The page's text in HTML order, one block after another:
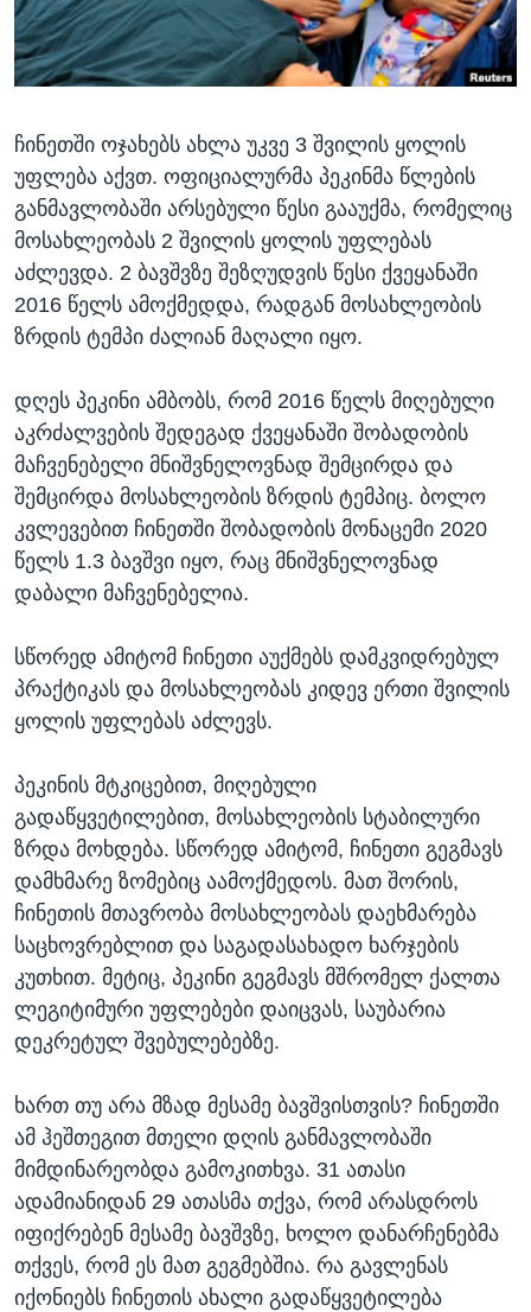
ᲡᲢᲣᲓᲘᲐ ᲕᲐᲨᲘᲜᲒᲢᲝᲜᲘ
ᲔᲙᲝᲜᲝᲛᲘᲙᲐ
ᲯᲐᲜᲛᲠᲗᲔᲚᲝᲑᲐ
ᲘᲜᲢᲔᲠᲕᲘᲣ
ᲙᲣᲚᲢᲣᲠᲐ
ᲒᲐᲚᲘᲚᲔᲝ
ᲓᲔᲖᲘᲜᲤᲝᲠᲛᲐᲪᲘᲐ
Learning English
ენები
ჩინეთში ოჯახებს ახლა უკვე 3 შვილის ყოლის
უფლება აქვთ. ოფიციალურმა პეკინმა წლების
განმავლობაში არსებული წესი გააუქმა, რომელიც
მოსახლეობას 2 შვილის ყოლის უფლებას
აძლევდა. 2 ბავშვზე შეზღუდვის წესი ქვეყანაში
2016 წელს ამოქმედდა, რადგან მოსახლეობის
ზრდის ტემპი ძალიან მაღალი იყო.
დღეს პეკინი ამბობს, რომ 2016 წელს მიღებული
აკრძალვების შედეგად ქვეყანაში შობადობის
მაჩვენებელი მნიშვნელოვნად შემცირდა და
შემცირდა მოსახლეობის ზრდის ტემპიც. ბოლო
კვლევებით ჩინეთში შობადობის მონაცემი 2020
წელს 1.3 ბავშვი იყო, რაც მნიშვნელოვნად
დაბალი მაჩვენებელია.
სწორედ ამიტომ ჩინეთი აუქმებს დამკვიდრებულ
პრაქტიკას და მოსახლეობას კიდევ ერთი შვილის
ყოლის უფლებას აძლევს.
პეკინის მტკიცებით, მიღებული
გადაწყვეტილებით, მოსახლეობის სტაბილური
ზრდა მოხდება. სწორედ ამიტომ, ჩინეთი გეგმავს
დამხმარე ზომებიც აამოქმედოს. მათ შორის,
ჩინეთის მთავრობა მოსახლეობას დაეხმარება
საცხოვრებლით და საგადასახადო ხარჯების
კუთხით. მეტიც, პეკინი გეგმავს მშრომელ ქალთა
ლეგიტიმური უფლებები დაიცვას, საუბარია
დეკრეტულ შვებულებებზე.
ხართ თუ არა მზად მესამე ბავშვისთვის? ჩინეთში
ამ ჰეშთეგით მთელი დღის განმავლობაში
მიმდინარეობდა გამოკითხვა. 31 ათასი
ადამიანიდან 29 ათასმა თქვა, რომ არასდროს
იფიქრებენ მესამე ბავშვზე, ხოლო დანარჩენებმა
თქვეს, რომ ეს მათ გეგმებშია. რა გავლენას
იქონიებს ჩინეთის ახალი გადაწყვეტილება